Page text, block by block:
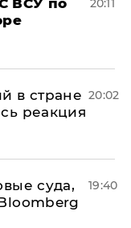
ВСУ по
20:11
в стране
реакция
20:02
суда,
19:40